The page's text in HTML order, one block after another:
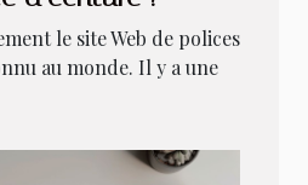
le site Web de polices
au monde. Il y a une